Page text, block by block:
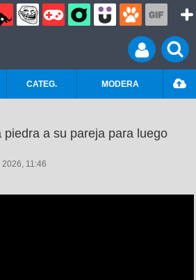
CATEG. MODERA
piedra a su pareja para luego
11:46